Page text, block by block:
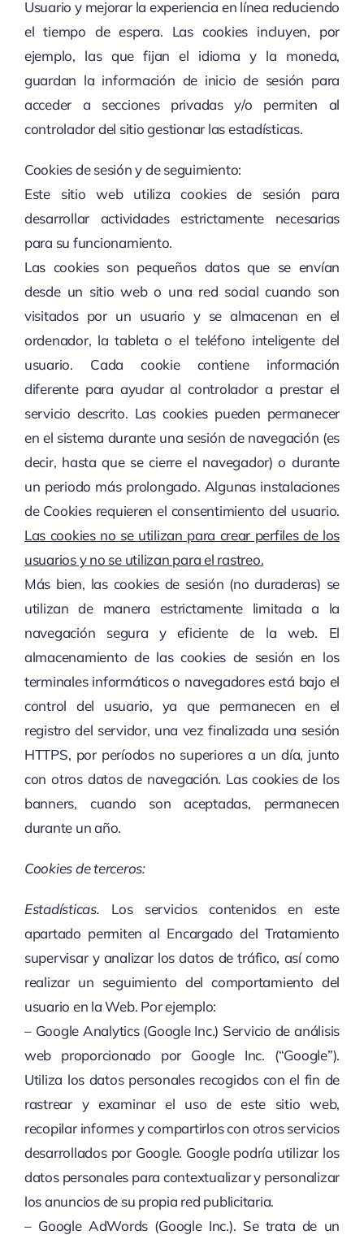
Usuario y mejorar la experiencia en línea reduciendo
el tiempo de espera. Las cookies incluyen, por
ejemplo, las que fijan el idioma y la moneda,
guardan la información de inicio de sesión para
acceder a secciones privadas y/o permiten al
controlador del sitio gestionar las estadísticas.
Cookies de sesión y de seguimiento:
Este sitio web utiliza cookies de sesión para
desarrollar actividades estrictamente necesarias
para su funcionamiento.
Las cookies son pequeños datos que se envían
desde un sitio web o una red social cuando son
visitados por un usuario y se almacenan en el
ordenador, la tableta o el teléfono inteligente del
usuario. Cada cookie contiene información
diferente para ayudar al controlador a prestar el
servicio descrito. Las cookies pueden permanecer
en el sistema durante una sesión de navegación (es
decir, hasta que se cierre el navegador) o durante
un periodo más prolongado. Algunas instalaciones
de Cookies requieren el consentimiento del usuario.
Las cookies no se utilizan para crear perfiles de los
usuarios y no se utilizan para el rastreo.
Más bien, las cookies de sesión (no duraderas) se
utilizan de manera estrictamente limitada a la
navegación segura y eficiente de la web. El
almacenamiento de las cookies de sesión en los
terminales informáticos o navegadores está bajo el
control del usuario, ya que permanecen en el
registro del servidor, una vez finalizada una sesión
HTTPS, por períodos no superiores a un día, junto
con otros datos de navegación. Las cookies de los
banners, cuando son aceptadas, permanecen
durante un año.
Cookies de terceros:
Estadísticas. Los servicios contenidos en este
apartado permiten al Encargado del Tratamiento
supervisar y analizar los datos de tráfico, así como
realizar un seguimiento del comportamiento del
usuario en la Web. Por ejemplo:
– Google Analytics (Google Inc.) Servicio de análisis
web proporcionado por Google Inc. (“Google”).
Utiliza los datos personales recogidos con el fin de
rastrear y examinar el uso de este sitio web,
recopilar informes y compartirlos con otros servicios
desarrollados por Google. Google podría utilizar los
datos personales para contextualizar y personalizar
los anuncios de su propia red publicitaria.
– Google AdWords (Google Inc.). Se trata de un